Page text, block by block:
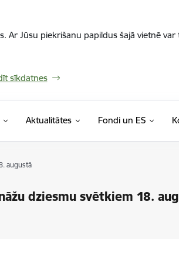
Ar Jūsu piekrišanu papildus šajā vietnē
sīkdatnes
Aktualitātes Fondi un ES
augustā
dziesmu svētkiem 18.